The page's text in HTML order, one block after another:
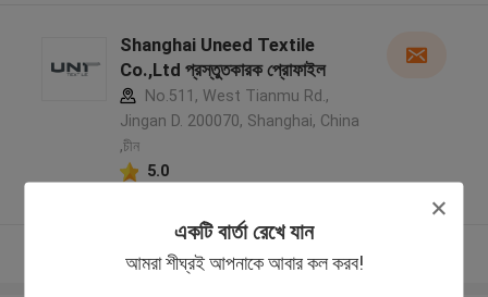
একটি বার্তা রেখে যান
আমরা শীঘ্রই আপনাকে আবার কল করব!
Shanghai Uneed Textile
Co.,Ltd প্রস্তুতকারক প্রোফাইল
No.511, West Tianmu Rd.,
Jingan D. 200070, Shanghai, China
,চীন
5.0
আরো দেখুন